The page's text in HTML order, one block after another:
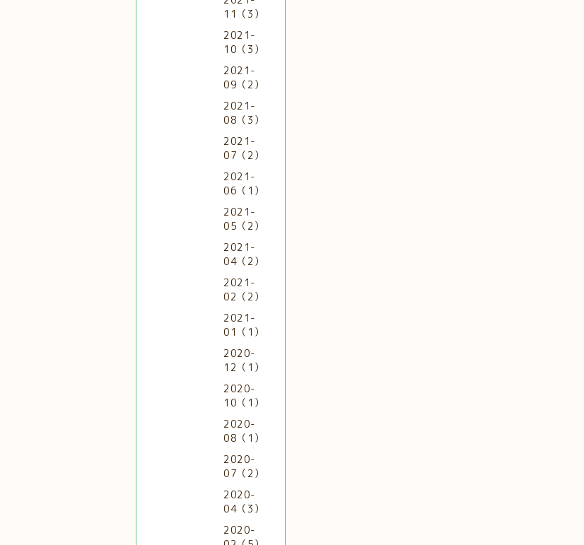
11（3）
2021-
10（3）
2021-
09（2）
2021-
08（3）
2021-
07（2）
2021-
06（1）
2021-
05（2）
2021-
04（2）
2021-
02（2）
2021-
01（1）
2020-
12（1）
2020-
10（1）
2020-
08（1）
2020-
07（2）
2020-
04（3）
2020-